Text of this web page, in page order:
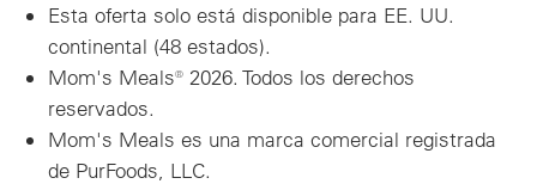
Esta oferta solo está disponible para EE. UU.
continental (48 estados).
Mom's Meals® 2026. Todos los derechos
reservados.
Mom's Meals es una marca comercial registrada
de PurFoods, LLC.